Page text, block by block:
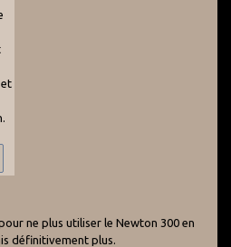
et
ne plus utiliser le Newton 300 en
définitivement plus.